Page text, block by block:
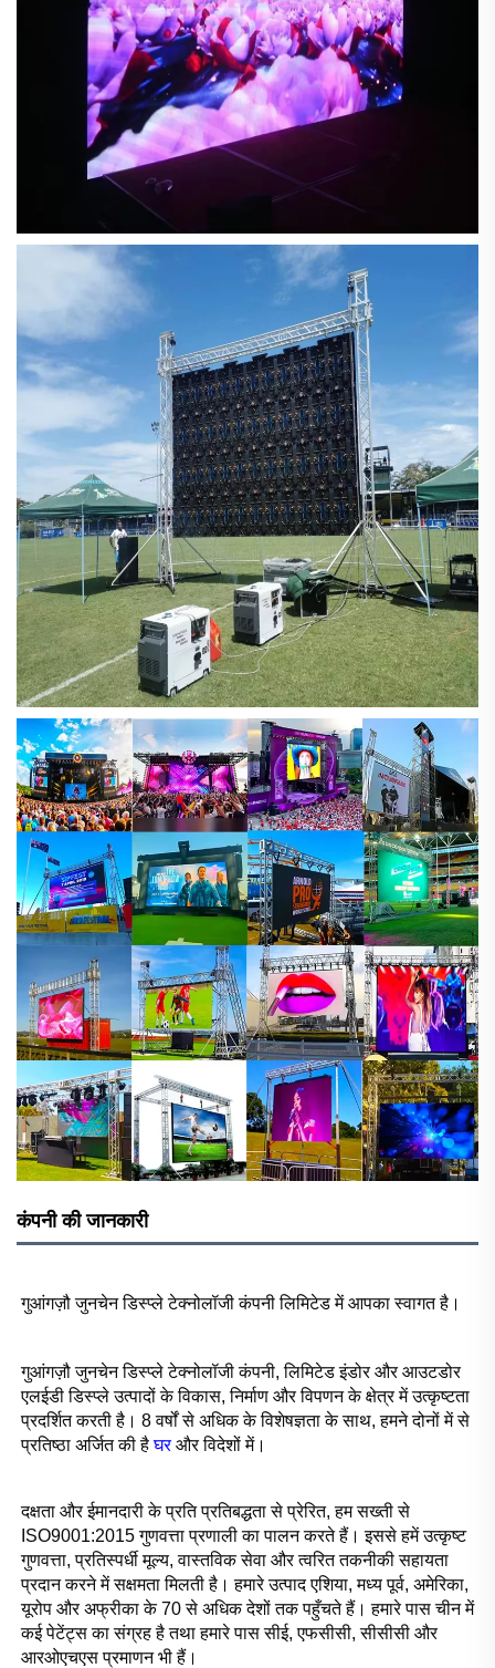
कंपनी की जानकारी
गुआंगज़ौ जुनचेन डिस्प्ले टेक्नोलॉजी कंपनी लिमिटेड में आपका स्वागत है।
गुआंगज़ौ जुनचेन डिस्प्ले टेक्नोलॉजी कंपनी, लिमिटेड इंडोर और आउटडोर
एलईडी डिस्प्ले उत्पादों के विकास, निर्माण और विपणन के क्षेत्र में उत्कृष्टता
प्रदर्शित करती है। 8 वर्षों से अधिक के विशेषज्ञता के साथ, हमने दोनों में से
प्रतिष्ठा अर्जित की है घर और विदेशों में।
दक्षता और ईमानदारी के प्रति प्रतिबद्धता से प्रेरित, हम सख्ती से
ISO9001:2015 गुणवत्ता प्रणाली का पालन करते हैं। इससे हमें उत्कृष्ट
गुणवत्ता, प्रतिस्पर्धी मूल्य, वास्तविक सेवा और त्वरित तकनीकी सहायता
प्रदान करने में सक्षमता मिलती है। हमारे उत्पाद एशिया, मध्य पूर्व, अमेरिका,
यूरोप और अफ्रीका के 70 से अधिक देशों तक पहुँचते हैं। हमारे पास चीन में
कई पेटेंट्स का संग्रह है तथा हमारे पास सीई, एफसीसी, सीसीसी और
आरओएचएस प्रमाणन भी हैं।